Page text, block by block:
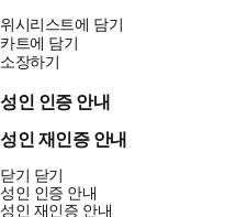
위시리스트에 담기
카트에 담기
소장하기
성인 인증 안내
성인 재인증 안내
닫기 닫기
성인 인증 안내
성인 재인증 안내